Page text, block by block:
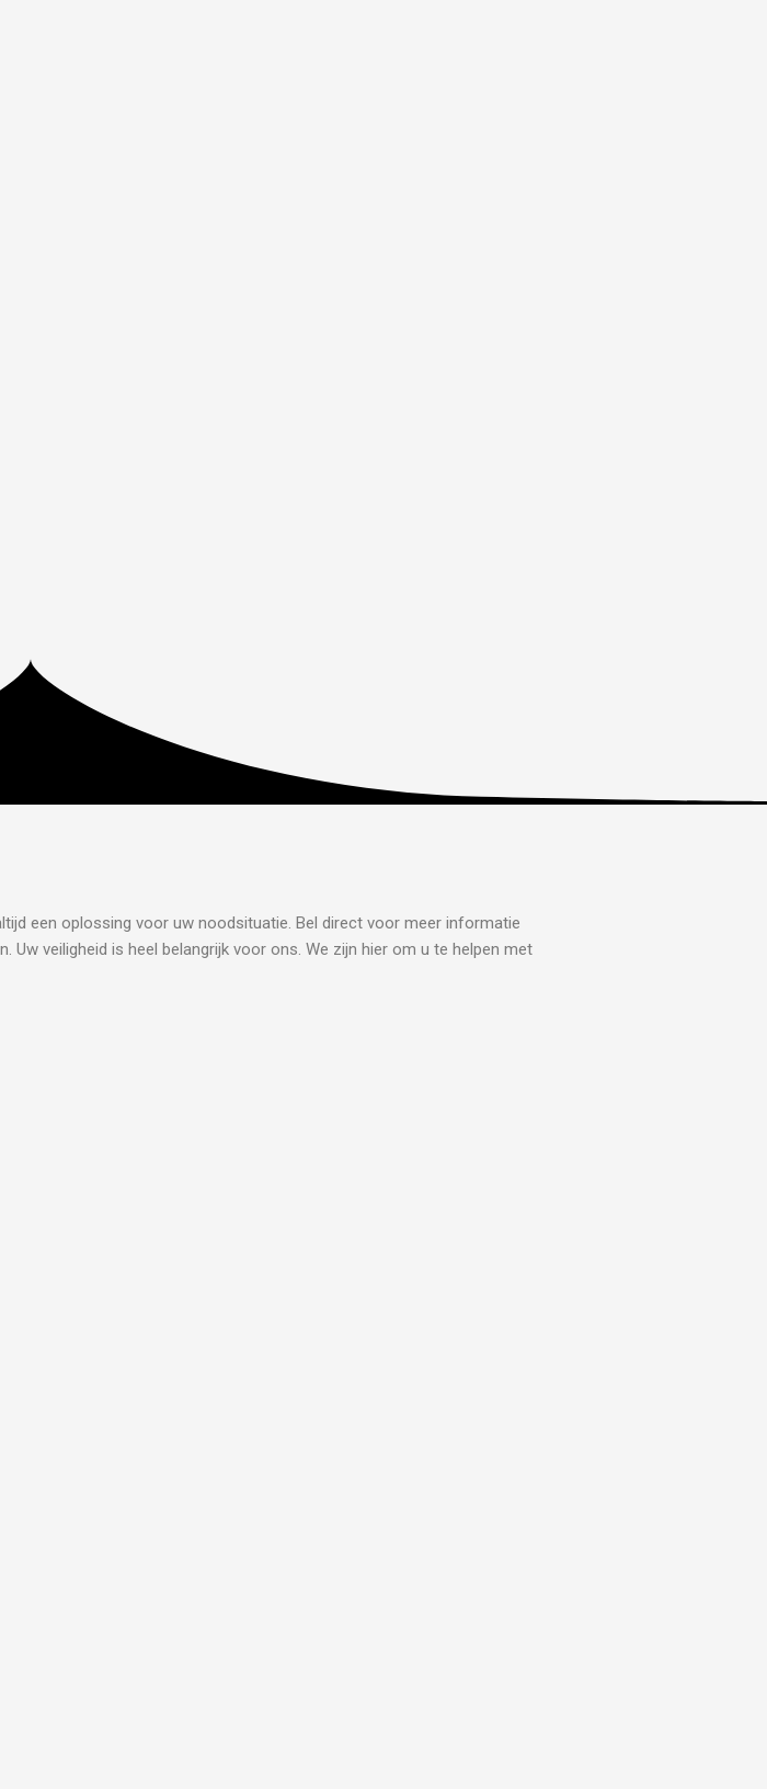
een oplossing voor uw noodsituatie. Bel direct voor meer informatie
veiligheid is heel belangrijk voor ons. We zijn hier om u te helpen met